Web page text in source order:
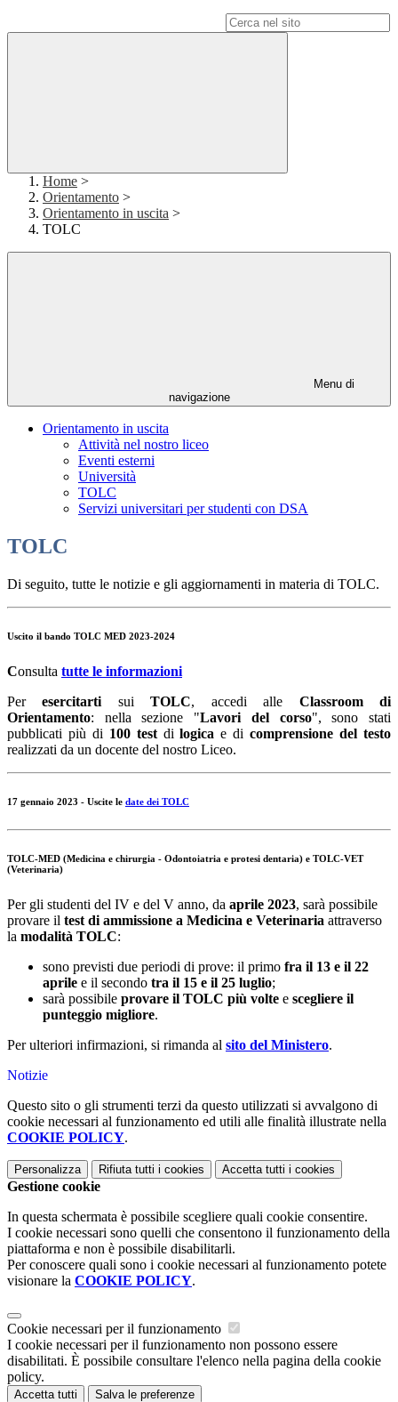
Home >
Orientamento >
Orientamento in uscita >
TOLC
Menu di
navigazione
Orientamento in uscita
Attività nel nostro liceo
Eventi esterni
Università
TOLC
Servizi universitari per studenti con DSA
TOLC
Di seguito, tutte le notizie e gli aggiornamenti in materia di TOLC.
Uscito il bando TOLC MED 2023-2024
Consulta tutte le informazioni
Peresercitarti suiTOLC, accedi alle Classroom di
Orientamento: nella sezione "Lavori del corso", sono stati
pubblicati più di 100 testdilogica e dicomprensione del testo
realizzati da un docente del nostro Liceo.
17 gennaio 2023 - Uscite le date dei TOLC
TOLC-MED (Medicina e chirurgia - Odontoiatria e protesi dentaria) e TOLC-VET
(Veterinaria)
Per gli studenti del IV e del V anno, da aprile 2023, sarà possibile
provare il test di ammissione a Medicina e Veterinaria attraverso
la modalità TOLC:
sono previsti due periodi di prove: il primo fra il 13 e il 22
aprile e il secondo tra il 15 e il 25 luglio;
sarà possibile provare il TOLC più volte e scegliere il
punteggio migliore.
Per ulteriori infirmazioni, si rimanda al sito del Ministero.
Notizie
Questo sito o gli strumenti terzi da questo utilizzati si avvalgono di
cookie necessari al funzionamento ed utili alle finalità illustrate nella
COOKIE POLICY.
Personalizza Rifiuta tutti i cookies Accetta tutti i cookies
Gestione cookie
In questa schermata è possibile scegliere quali cookie consentire.
I cookie necessari sono quelli che consentono il funzionamento della
piattaforma e non è possibile disabilitarli.
Per conoscere quali sono i cookie necessari al funzionamento potete
visionare la COOKIE POLICY.
Cookie necessari per il funzionamento
I cookie necessari per il funzionamento non possono essere
disabilitati. È possibile consultare l'elenco nella pagina della cookie
policy.
Accetta tutti Salva le preferenze